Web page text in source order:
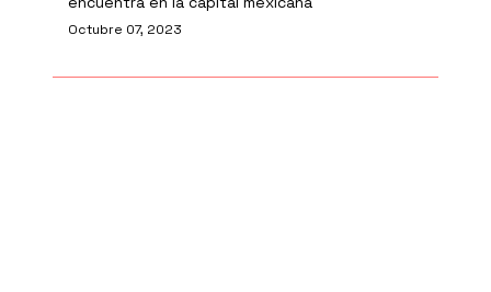
Octubre 07, 2023